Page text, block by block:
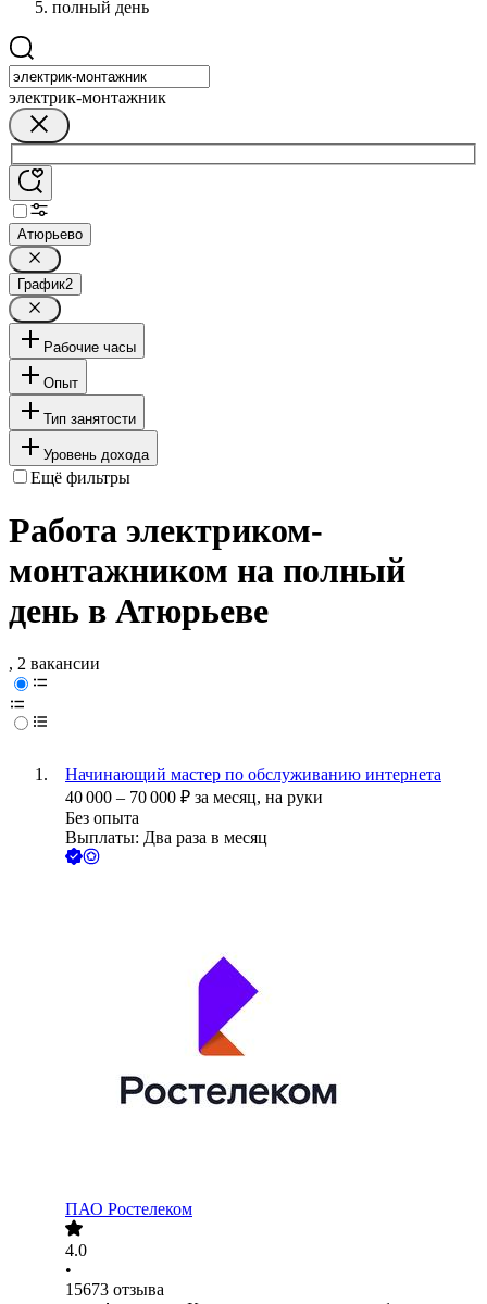
полный день
электрик-монтажник
Атюрьево
График2
Рабочие часы
Опыт
Тип занятости
Уровень дохода
Ещё фильтры
Работа электриком-
монтажником на полный
день в Атюрьеве
, 2 вакансии
Начинающий мастер по обслуживанию интернета
40 000 – 70 000 ₽ за месяц, на руки
Без опыта
Выплаты: Два раза в месяц
ПАО Ростелеком
4.0
•
15673 отзыва